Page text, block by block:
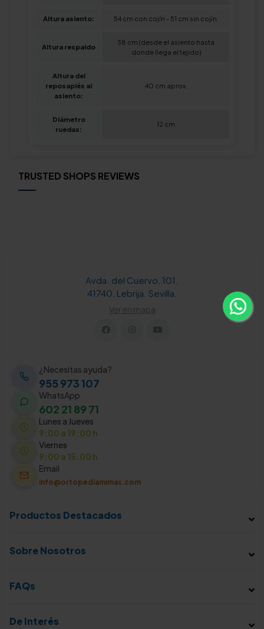
Altura asiento: 54 cm con cojín - 51 cm sin cojín.
Altura respaldo
38 cm (desde el asiento hasta
donde llega el tejido)
Altura del
reposapiés al
asiento:
40 cm aprox.
Diámetro
ruedas:
12 cm
TRUSTED SHOPS REVIEWS
Avda. del Cuervo, 101.
41740, Lebrija. Sevilla.
Ver en mapa
¿Necesitas ayuda?
955 973 107
WhatsApp
602 21 89 71
Lunes a Jueves
9:00 a 19:00 h
Viernes
9:00 a 15:00 h
Email
info@ortopediamimas.com
Productos Destacados
Sobre Nosotros
FAQs
De Interés